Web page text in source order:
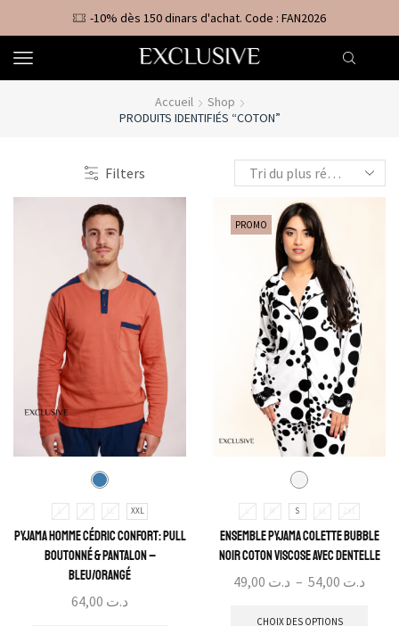
-10% dès 150 dinars d'achat. Code : FAN2026
Accueil
Shop
PRODUITS IDENTIFIÉS “COTON”
Filters
L M XL XXL
Pyjama Homme Cédric Confort: Pull
Boutonné & Pantalon –
Bleu/Orangé
د.ت
PROMO
L M S XL 2XL
Ensemble Pyjama Colette Bubble
Noir Coton Viscose avec Dentelle
د.ت – د.ت
CHOIX DES OPTIONS